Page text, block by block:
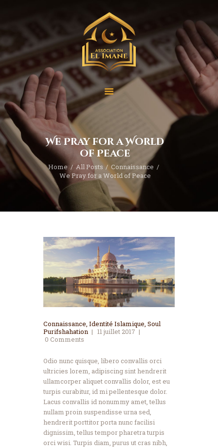
We Pray for a World
of Peace
Home All Posts
Connaissance
We Pray for a World of Peace
Accueil
Qui sommes-nous ?
Nos Projets
Nos activités
Contact
Connaissance, Identité Islamique, Soul
Purifshahation
11 juillet 2017
0 Comments
Odio nunc quisque, libero convallis orci
ultricies lorem, adipiscing sint hendrerit
ullamcorper aliquet convallis dolor, est eu
turpis curabitur, id mi pellentesque dolor.
Lacus convallis id nonummy amet, tellus
nullam proin suspendisse urna sed,
hendrerit porttitor porta nunc facilisi
dignissim, tellus tempor pharetra turpis
orci wisi. Turpis diam, purus ut cras nibh,